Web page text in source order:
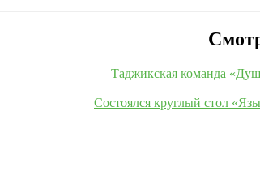
Таджикская команда
Состоялся круглый стол